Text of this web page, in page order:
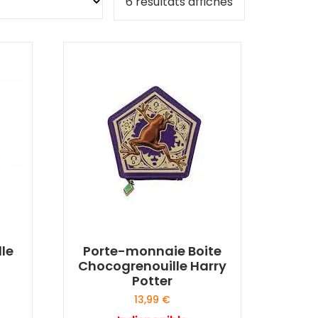
Porte-monnaie Boite
Chocogrenouille Harry
Potter
13,99 €